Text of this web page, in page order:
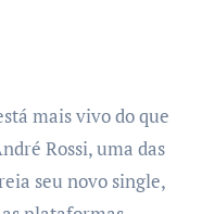
mais vivo do que
Rossi, uma das
seu novo single,